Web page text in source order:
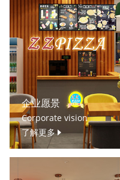
企业愿景
Corporate vision
了解更多